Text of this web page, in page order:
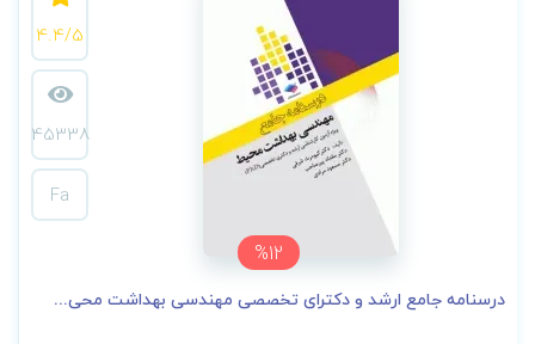
%12
4.4/5
45338
Fa
درسنامه جامع ارشد و دکترای تخصصی مهندسی بهداشت محی...